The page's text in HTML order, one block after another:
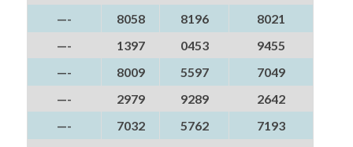
—-
8058 8196
8021
—-
1397 0453
9455
—-
8009 5597
7049
—-
2979 9289
2642
—-
7032 5762
7193